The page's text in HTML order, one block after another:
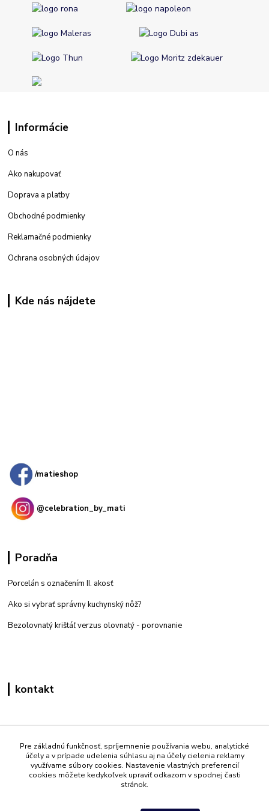
Informácie
O nás
Ako nakupovať
Doprava a platby
Obchodné podmienky
Reklamačné podmienky
Ochrana osobných údajov
Kde nás nájdete
/matieshop
@celebration_by_mati
Poradňa
Porcelán s označením II. akosť
Ako si vybrať správny kuchynský nôž?
Bezolovnatý krištáľ verzus olovnatý - porovnanie
kontakt
+421 908 861 051
(Po - Pia 7:30-15:30)
info@mati.sk
Pre základnú funkčnosť, spríjemnenie používania webu, analytické
účely a v prípade udelenia súhlasu aj na účely cielenia reklamy
využívame súbory cookies. Nastavenie vlastných preferencií
cookies môžete kedykoľvek upraviť odkazom v spodnej časti
stránok.